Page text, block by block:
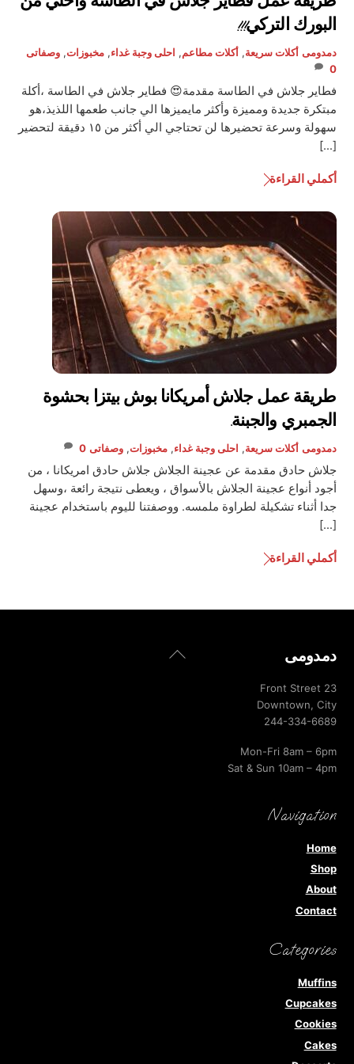
البورك التركي!!!
دمدومى أكلات سريعة,أكلات مطاعم, احلى وجبة غداء,مخبوزات,وصفاتى
0
فطاير جلاش في الطاسة مقدمة😍 فطاير جلاش في الطاسة ،أكلة
مبتكرة جديدة ومميزة وأكثر مايميزها الي جانب طعمها اللذيذ،هو
سهولة وسرعة تحضيرها لن تحتاجي الي أكثر من ١٥ دقيقة لتحضير
[…]
أكملي القراءة
طريقة عمل جلاش أمريكانا بوش بيتزا بحشوة
الجمبري والجبنة.
دمدومى أكلات سريعة, احلى وجبة غداء,مخبوزات,وصفاتى 0
جلاش حادق مقدمة عن عجينة الجلاش جلاش حادق امريكانا ، من
أجود أنواع عجينة الجلاش بالأسواق ، ويعطى نتيجة رائعة ،وسهل
جدا أثناء تشكيلة لطراوة ملمسه. ووصفتنا لليوم باستخدام عجينة
[…]
أكملي القراءة
Back
دمدومى
23 Front Street
Downtown, City
244-334-6689
Mon-Fri 8am – 6pm
Sat & Sun 10am – 4pm
Navigation
Home
Shop
About
Contact
Categories
Muffins
Cupcakes
Cookies
Cakes